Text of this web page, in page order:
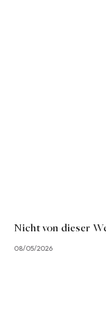
Nicht von dieser
08/05/2026